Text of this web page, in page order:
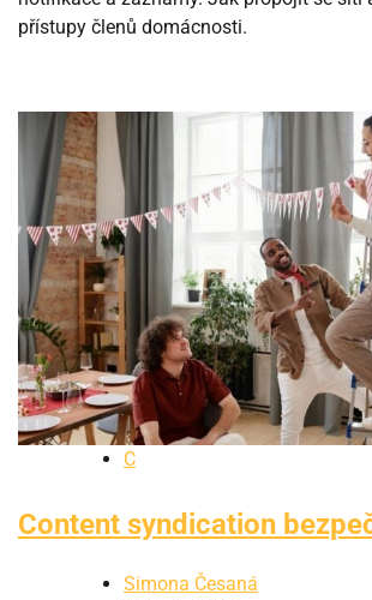
přístupy členů domácnosti.
C
Content syndication
Simona Česaná